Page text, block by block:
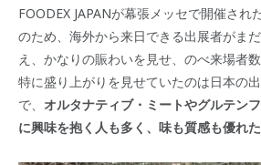
FOODEX JAPANが幕張メッセで開催され
のため、海外から来日できる出展者がま
え、かなりの賑わいを見せ、のべ来場者
特に盛り上がりを見せていたのは日本の
で、 オルタナティブ・ミートやグルテン
に興味を抱く人も多く、味も質感も優れた